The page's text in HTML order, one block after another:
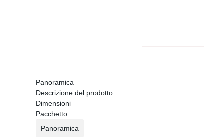
Panoramica
Descrizione del prodotto
Dimensioni
Pacchetto
Panoramica